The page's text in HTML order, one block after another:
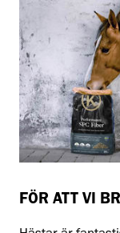
FÖR ATT VI